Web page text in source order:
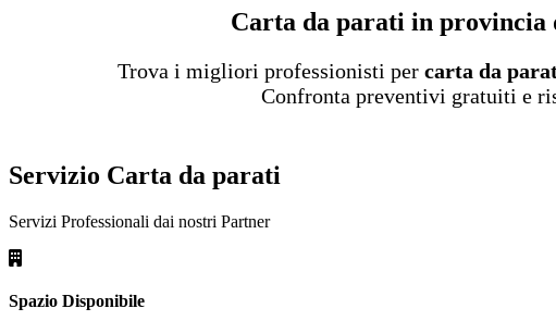
Carta da parati in provincia
Trova i migliori professionisti per carta da
Confronta preventivi gratuiti e
Servizio Carta da parati
Servizi Professionali dai nostri Partner
Spazio Disponibile